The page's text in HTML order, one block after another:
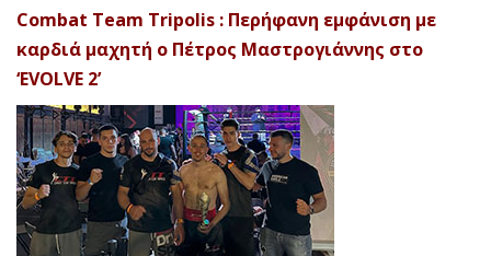
Combat Team Tripolis : Περήφανη εμφάνιση με
καρδιά μαχητή ο Πέτρος Μαστρογιάννης στο
‘EVOLVE 2’